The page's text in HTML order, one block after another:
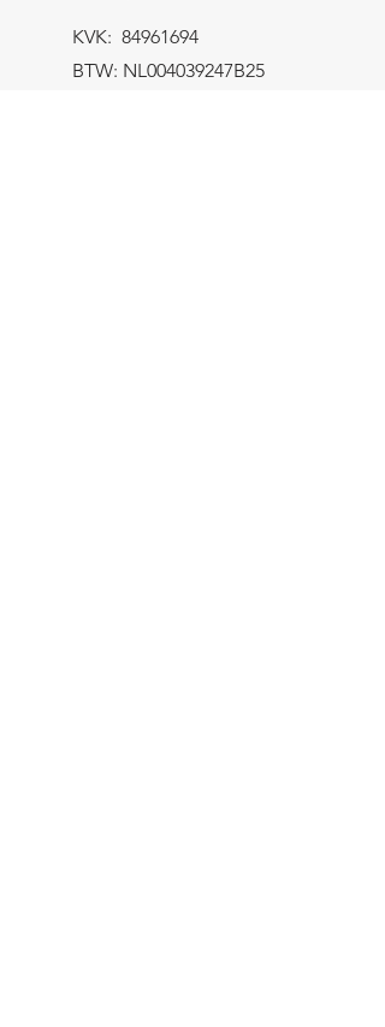
KVK: 84961694
BTW: NL004039247B25